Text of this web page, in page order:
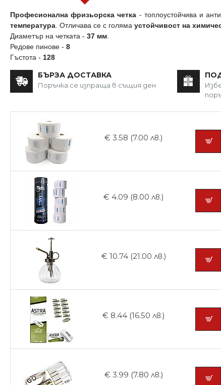
Професионална фризьорска четка - топлоустойчива и
температура . Отличава се с голяма устойчивост на
Диаметър на четката - 37 мм
Редове пинове - 8
Гъстота - 128
БЪРЗА ДОСТАВКА
Поръчка се изпраща в същия ден
€ 3.58 (7.00 лв.)
€ 4.09 (8.00 лв.)
€ 10.74 (21.00 лв.)
€ 8.44 (16.50 лв.)
€ 3.99 (7.80 лв.)